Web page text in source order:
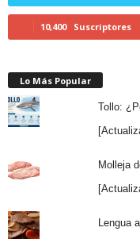
10,400 Suscriptores
Lo Más Popular
Tollo:
Molleja
Lengua